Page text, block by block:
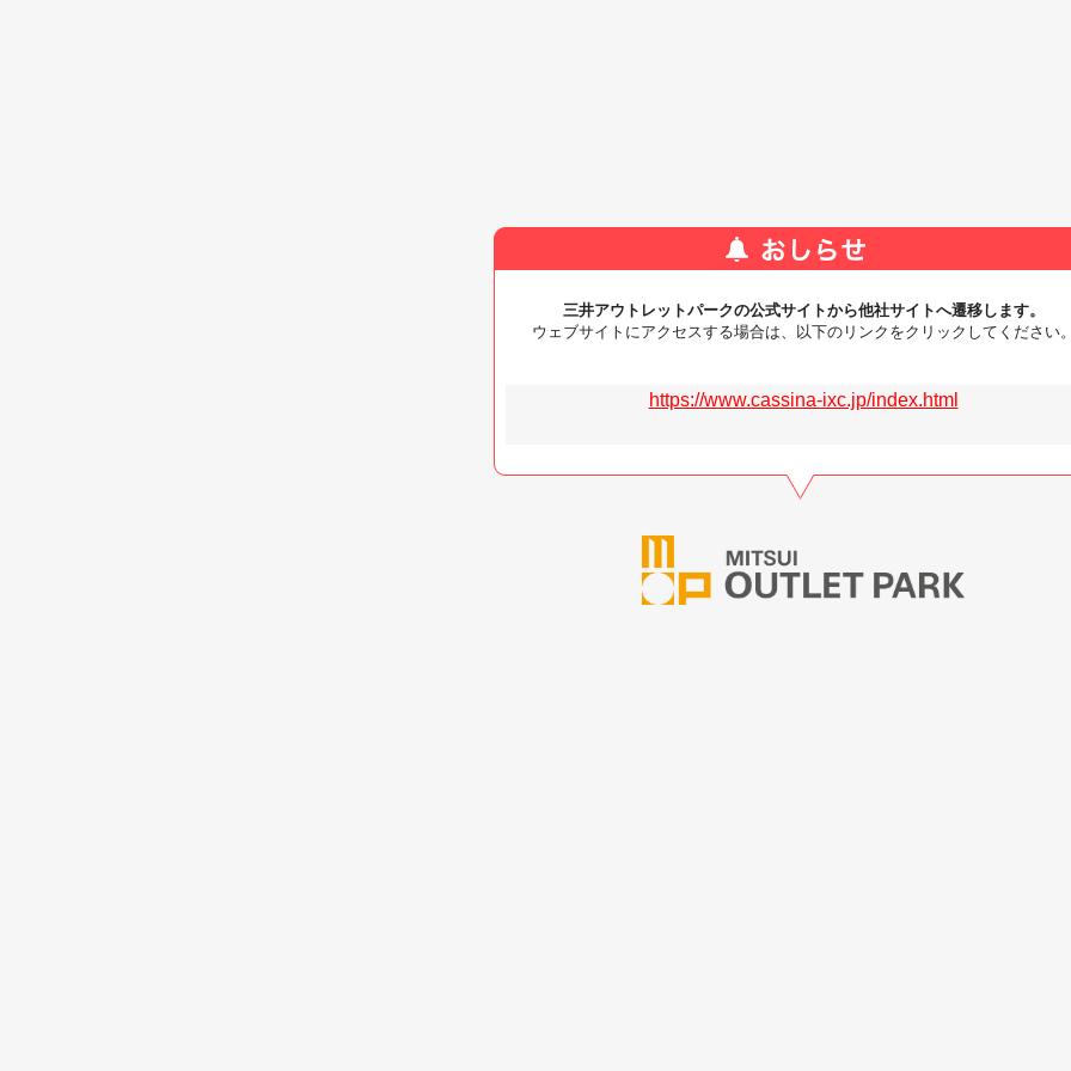
三井アウトレットパークの公式サイトから他社サイトへ遷移します。
ウェブサイトにアクセスする場合は、以下のリンクをクリックしてください
https://www.cassina-ixc.jp/index.html